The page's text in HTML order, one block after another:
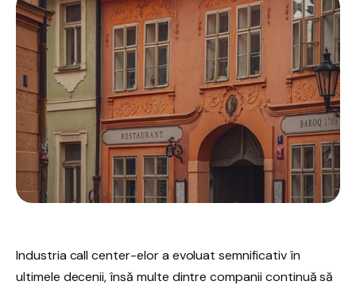
Industria call center-elor a evoluat semnificativ în
ultimele decenii, însă multe dintre companii continuă să